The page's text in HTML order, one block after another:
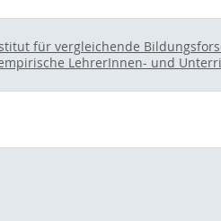
für vergleichende
LehrerInnen- und